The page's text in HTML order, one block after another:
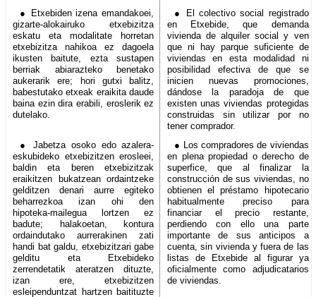
● Etxebiden izena emandakoei,
gizarte-alokairuko etxebizitza
eskatu eta modalitate horretan
etxebizitza nahikoa ez dagoela
ikusten baitute, ezta sustapen
berriak abiarazteko benetako
aukerarik ere; hori gutxi balitz,
babestutako etxeak eraikita daude
baina ezin dira erabili, eroslerik ez
dutelako.
● El colectivo social registrado
en Etxebide, que demanda
vivienda de alquiler social y ven
que ni hay parque suficiente de
viviendas en esta modalidad ni
posibilidad efectiva de que se
inicien nuevas promociones,
dándose la paradoja de que
existen unas viviendas protegidas
construidas sin utilizar por no
tener comprador.
● Jabetza osoko edo azalera-
eskubideko etxebizitzen erosleei,
baldin eta beren etxebizitzak
eraikitzen bukatzean ordaintzeke
gelditzen denari aurre egiteko
beharrezkoa izan ohi den
hipoteka-mailegua lortzen ez
badute; halakoetan, kontura
ordaindutako aurrerakinen zati
handi bat galdu, etxebizitzari gabe
gelditu eta Etxebideko
zerrendetatik ateratzen dituzte,
izan ere, etxebizitzen
esleipenduntzat hartzen baitituzte
● Los compradores de viviendas
en plena propiedad o derecho de
superfice, que al finalizar la
construcción de sus viviendas, no
obtienen el préstamo hipotecario
habitualmente preciso para
financiar el precio restante,
perdiendo con ello una parte
importante de sus anticipos a
cuenta, sin vivienda y fuera de las
listas de Etxebide al figurar ya
oficialmente como adjudicatarios
de viviendas.